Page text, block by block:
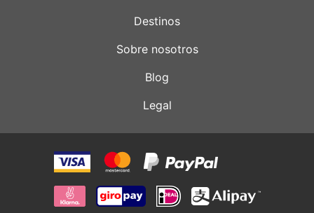
Destinos
Sobre nosotros
Blog
Legal